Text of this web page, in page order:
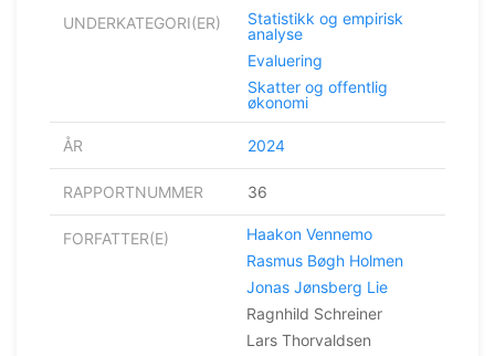
UNDERKATEGORI(ER)
Statistikk og empirisk
analyse
Evaluering
Skatter og offentlig
økonomi
ÅR 2024
RAPPORTNUMMER 36
FORFATTER(E)
Haakon Vennemo
Rasmus Bøgh Holmen
Jonas Jønsberg Lie
Ragnhild Schreiner
Lars Thorvaldsen